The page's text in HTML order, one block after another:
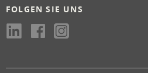
FOLGEN SIE UNS